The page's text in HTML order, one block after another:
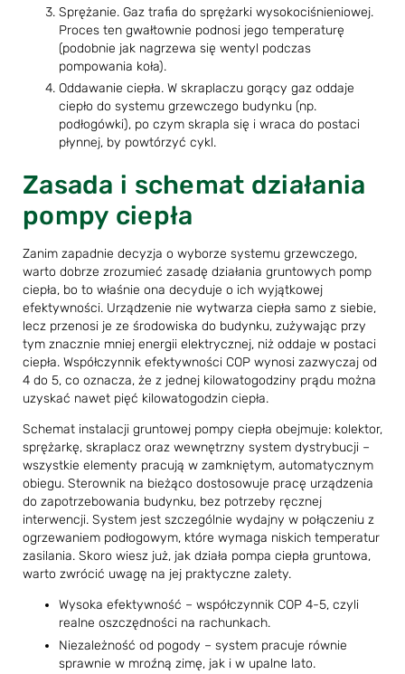
Sprężanie. Gaz trafia do sprężarki wysokociśnieniowej.
Proces ten gwałtownie podnosi jego temperaturę
(podobnie jak nagrzewa się wentyl podczas
pompowania koła).
Oddawanie ciepła. W skraplaczu gorący gaz oddaje
ciepło do systemu grzewczego budynku (np.
podłogówki), po czym skrapla się i wraca do postaci
płynnej, by powtórzyć cykl.
Zasada i schemat działania
pompy ciepła
Zanim zapadnie decyzja o wyborze systemu grzewczego,
warto dobrze zrozumieć zasadę działania gruntowych pomp
ciepła, bo to właśnie ona decyduje o ich wyjątkowej
efektywności. Urządzenie nie wytwarza ciepła samo z siebie,
lecz przenosi je ze środowiska do budynku, zużywając przy
tym znacznie mniej energii elektrycznej, niż oddaje w postaci
ciepła. Współczynnik efektywności COP wynosi zazwyczaj od
4 do 5, co oznacza, że z jednej kilowatogodziny prądu można
uzyskać nawet pięć kilowatogodzin ciepła.
Schemat instalacji gruntowej pompy ciepła obejmuje: kolektor,
sprężarkę, skraplacz oraz wewnętrzny system dystrybucji –
wszystkie elementy pracują w zamkniętym, automatycznym
obiegu. Sterownik na bieżąco dostosowuje pracę urządzenia
do zapotrzebowania budynku, bez potrzeby ręcznej
interwencji. System jest szczególnie wydajny w połączeniu z
ogrzewaniem podłogowym, które wymaga niskich temperatur
zasilania. Skoro wiesz już, jak działa pompa ciepła gruntowa,
warto zwrócić uwagę na jej praktyczne zalety.
Wysoka efektywność – współczynnik COP 4-5, czyli
realne oszczędności na rachunkach.
Niezależność od pogody – system pracuje równie
sprawnie w mroźną zimę, jak i w upalnе lato.